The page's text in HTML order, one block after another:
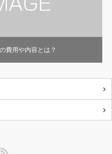
費用や内容とは？